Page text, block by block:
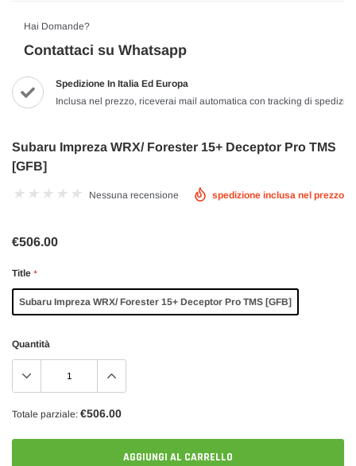
Hai Domande?
Contattaci su Whatsapp
Spedizione In Italia Ed Europa
Inclusa nel prezzo, riceverai mail automatica con tracking di
Subaru Impreza WRX/ Forester 15+ Deceptor Pro TMS
[GFB]
Nessuna recensione spedizione inclusa nel prezzo
€506.00
Title *
Subaru Impreza WRX/ Forester 15+ Deceptor Pro TMS [GFB]
Quantità
Totale parziale: €506.00
AGGIUNGI AL CARRELLO